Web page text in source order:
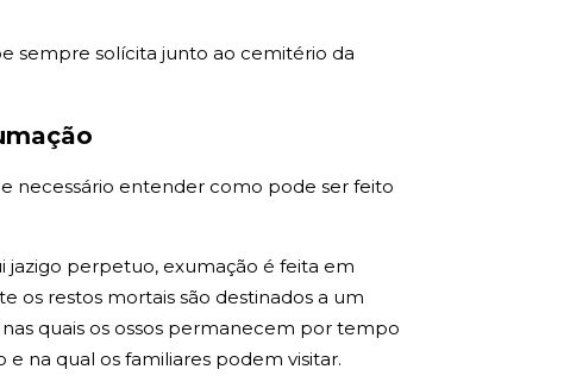
sempre solícita junto ao cemitério da
necessário entender como pode ser feito
jazigo perpetuo, exumação é feita em
restos mortais são destinados a um
quais os ossos permanecem por tempo
na qual os familiares podem visitar.